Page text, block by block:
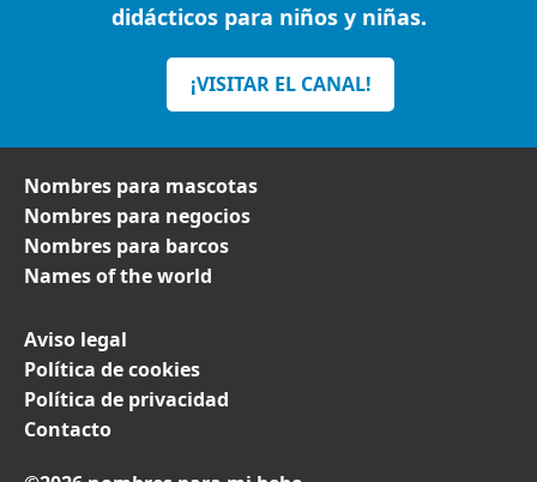
didácticos para niños y niñas.
¡VISITAR EL CANAL!
Nombres para mascotas
Nombres para negocios
Nombres para barcos
Names of the world
Aviso legal
Política de cookies
Política de privacidad
Contacto